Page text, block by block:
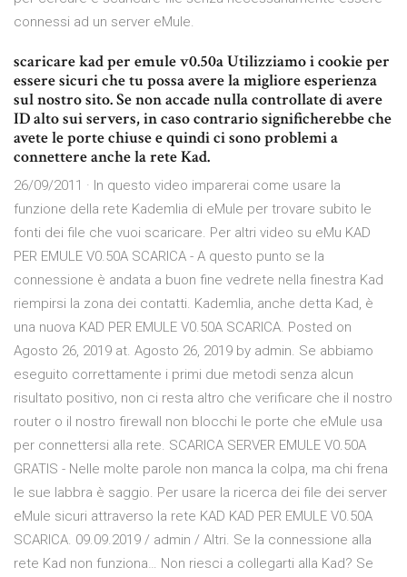
connessi ad un server eMule.
scaricare kad per emule v0.50a Utilizziamo i cookie per
essere sicuri che tu possa avere la migliore esperienza
sul nostro sito. Se non accade nulla controllate di avere
ID alto sui servers, in caso contrario significherebbe che
avete le porte chiuse e quindi ci sono problemi a
connettere anche la rete Kad.
26/09/2011 · In questo video imparerai come usare la
funzione della rete Kademlia di eMule per trovare subito le
fonti dei file che vuoi scaricare. Per altri video su eMu KAD
PER EMULE V0.50A SCARICA - A questo punto se la
connessione è andata a buon fine vedrete nella finestra Kad
riempirsi la zona dei contatti. Kademlia, anche detta Kad, è
una nuova KAD PER EMULE V0.50A SCARICA. Posted on
Agosto 26, 2019 at. Agosto 26, 2019 by admin. Se abbiamo
eseguito correttamente i primi due metodi senza alcun
risultato positivo, non ci resta altro che verificare che il nostro
router o il nostro firewall non blocchi le porte che eMule usa
per connettersi alla rete. SCARICA SERVER EMULE V0.50A
GRATIS - Nelle molte parole non manca la colpa, ma chi frena
le sue labbra è saggio. Per usare la ricerca dei file dei server
eMule sicuri attraverso la rete KAD KAD PER EMULE V0.50A
SCARICA. 09.09.2019 / admin / Altri. Se la connessione alla
rete Kad non funziona… Non riesci a collegarti alla Kad? Se